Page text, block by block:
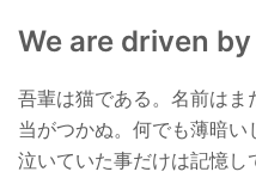
We are driven
吾輩は猫である。名前は
当がつかぬ。何でも薄暗
泣いていた事だけは記憶し